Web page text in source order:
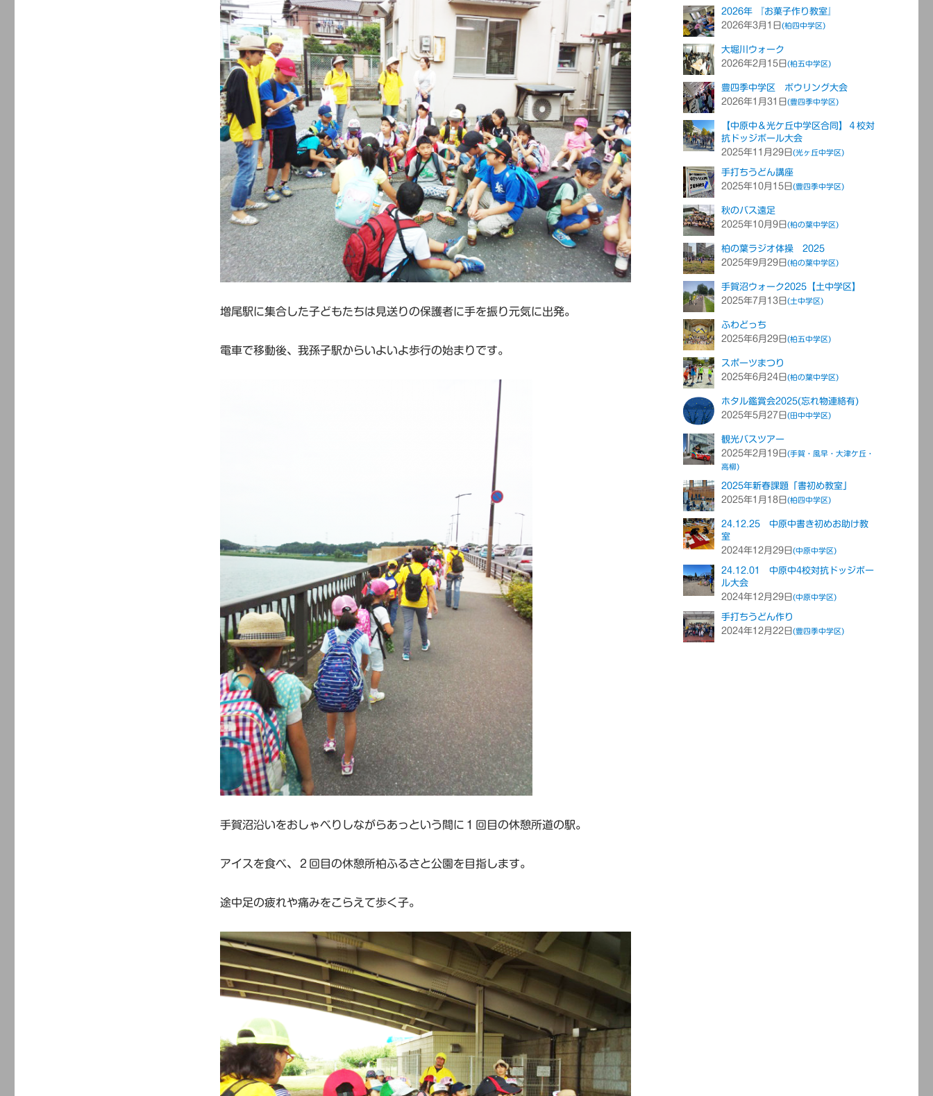
増尾駅に集合した子どもたちは見送りの保護者に手を振り元気に出発。
電車で移動後、我孫子駅からいよいよ歩行の始まりです。
手賀沼沿いをおしゃべりしながらあっという間に１回目の休憩所道の駅。
アイスを食べ、２回目の休憩所柏ふるさと公園を目指します。
途中足の疲れや痛みをこらえて歩く子。
2026年 『お菓子作り教室』
2026年3月1日(柏四中学区)
大堀川ウォーク
2026年2月15日(柏五中学区)
豊四季中学区 ボウリング大会
2026年1月31日(豊四季中学区)
【中原中＆光ケ丘中学区合同】４校対
抗ドッジボール大会
2025年11月29日(光ヶ丘中学区)
手打ちうどん講座
2025年10月15日(豊四季中学区)
秋のバス遠足
2025年10月9日(柏の葉中学区)
柏の葉ラジオ体操 2025
2025年9月29日(柏の葉中学区)
手賀沼ウォーク2025【土中学区】
2025年7月13日(土中学区)
ふわどっち
2025年6月29日(柏五中学区)
スポーツまつり
2025年6月24日(柏の葉中学区)
ホタル鑑賞会2025(忘れ物連絡有)
2025年5月27日(田中中学区)
観光バスツアー
2025年2月19日(手賀・風早・大津ケ丘・
高柳)
2025年新春課題「書初め教室」
2025年1月18日(柏四中学区)
24.12.25 中原中書き初めお助け教
室
2024年12月29日(中原中学区)
24.12.01 中原中4校対抗ドッジボー
ル大会
2024年12月29日(中原中学区)
手打ちうどん作り
2024年12月22日(豊四季中学区)